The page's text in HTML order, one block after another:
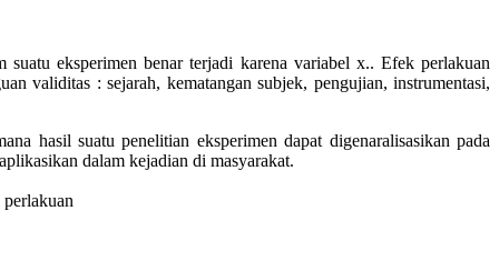
eksperimen benar terjadi karena variabel x.. Efek perlakuan
validitas : sejarah, kematangan subjek, pengujian, instrumentasi,
hasil suatu penelitian eksperimen dapat digenaralisasikan pada
dalam kejadian di masyarakat.